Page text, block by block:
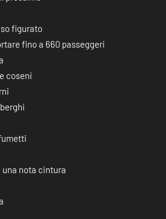
figurato
fino a 660 passeggeri
coseni
nota cintura